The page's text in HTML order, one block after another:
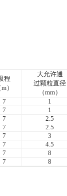
程
m）
大允许通
过颗粒直径
（mm）
7 1
7 1
7 2.5
7 2.5
7 3
7 4.5
7 8
7 8